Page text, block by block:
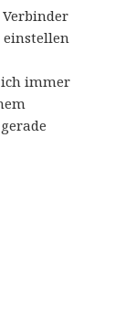
einstellen
ich immer